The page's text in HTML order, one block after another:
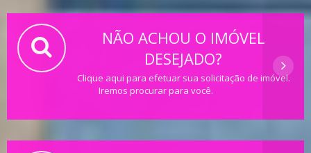
NÃO ACHOU O IMÓVEL
DESEJADO?
Clique aqui para efetuar sua solicitação de imóvel.
Iremos procurar para você.